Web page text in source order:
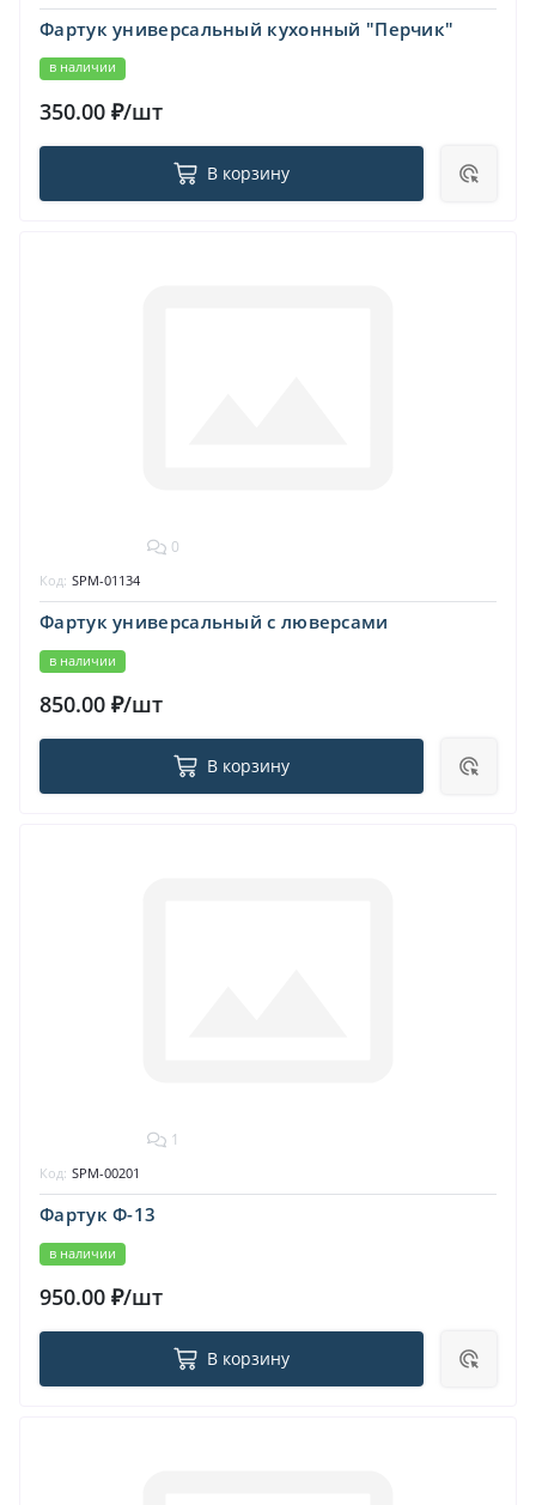
Фартук универсальный кухонный "Перчик"
в наличии
350.00 ₽/шт
В корзину
0
Фартук универсальный с люверсами
в наличии
Код: SPM-01134
850.00 ₽/шт
В корзину
1
Фартук Ф-13
в наличии
Код: SPM-00201
950.00 ₽/шт
В корзину